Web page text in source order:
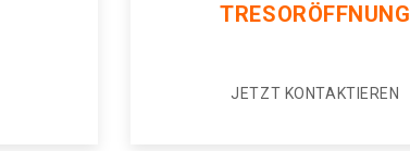
TRESORÖFFNUNG
JETZT KONTAKTIEREN